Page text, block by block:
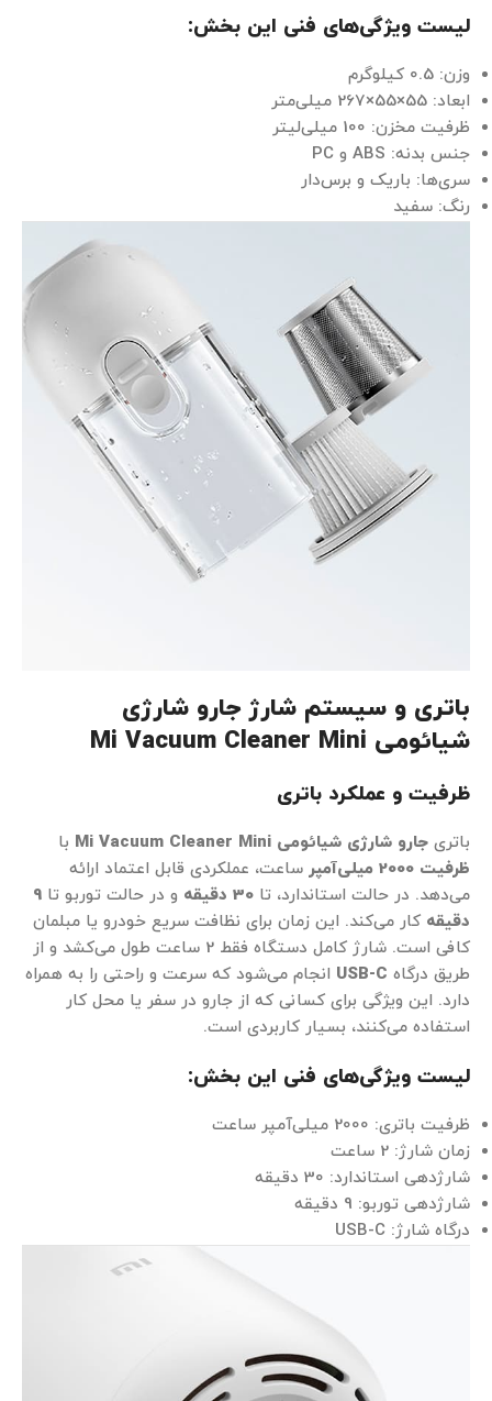
لیست ویژگی‌های فنی این بخش:
وزن: 0.5 کیلوگرم
ابعاد: 55×55×267 میلی‌متر
ظرفیت مخزن: 100 میلی‌لیتر
جنس بدنه: ABS و PC
سری‌ها: باریک و برس‌دار
رنگ: سفید
باتری و سیستم شارژ جارو شارژی
شیائومی Mi Vacuum Cleaner Mini
ظرفیت و عملکرد باتری
باتری جارو شارژی شیائومی Mi Vacuum Cleaner Mini با
ظرفیت 2000 میلی‌آمپر
ساعت، عملکردی قابل اعتماد ارائه
می‌دهد. در حالت استاندارد، تا 30 دقیقه و در حالت توربو تا 9
دقیقه کار می‌کند. این زمان برای نظافت سریع خودرو یا مبلمان
کافی است. شارژ کامل دستگاه فقط 2 ساعت طول می‌کشد و از
طریق درگاه USB-C انجام می‌شود که سرعت و راحتی را به همراه
دارد. این ویژگی برای کسانی که از جارو در سفر یا محل کار
استفاده می‌کنند، بسیار کاربردی است.
لیست ویژگی‌های فنی این بخش:
ظرفیت باتری: 2000 میلی‌آمپر ساعت
زمان شارژ: 2 ساعت
شارژدهی استاندارد: 30 دقیقه
شارژدهی توربو: 9 دقیقه
درگاه شارژ: USB-C